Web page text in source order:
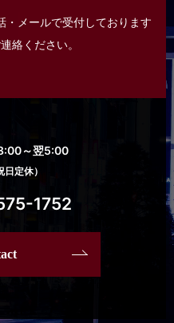
・メールで受付しております
絡ください。
～翌5:00
日定休）
1752